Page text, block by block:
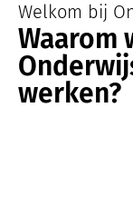
Welkom bij
Waarom
werken?